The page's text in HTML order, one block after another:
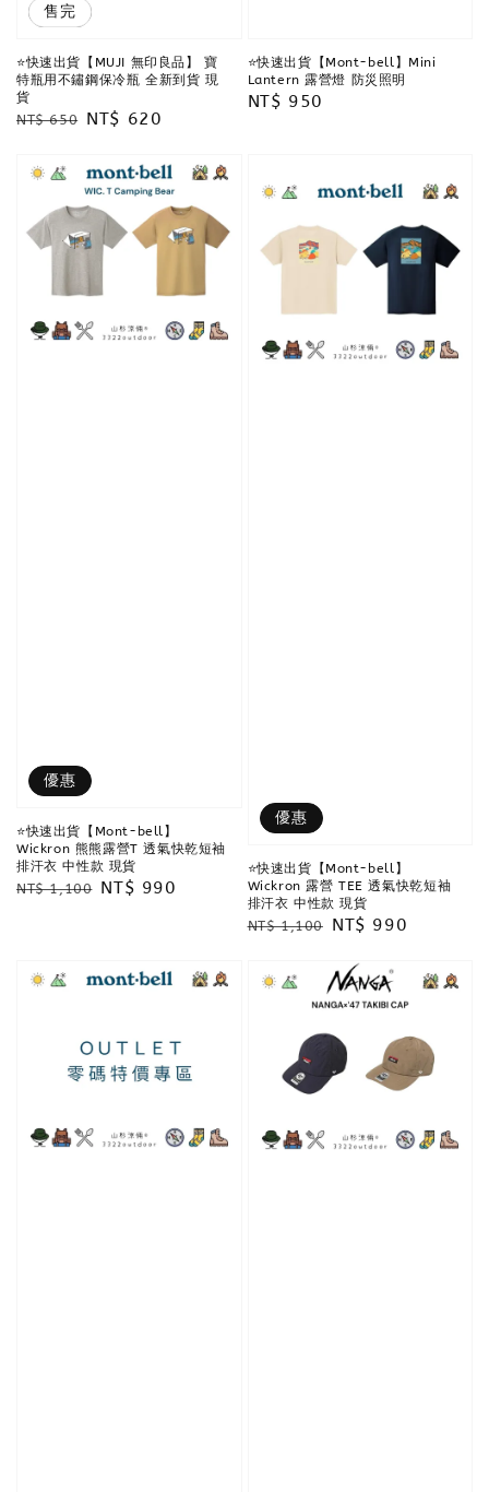
優惠
售完
⭐️快速出貨【MUJI 無印良品】 寶
特瓶用不鏽鋼保冷瓶 全新到貨 現
貨
Regular
NT$ 650 Sale
NT$ 620
⭐️快速出貨【Mont-bell】Mini
Lantern 露營燈 防災照明
Regular
NT$ 950
優惠
⭐️快速出貨【Mont-bell】
Wickron 熊熊露營T 透氣快乾短袖
排汗衣 中性款 現貨
Regular
NT$ 1,100 Sale
NT$ 990
優惠
⭐️快速出貨【Mont-bell】
Wickron 露營 TEE 透氣快乾短袖
排汗衣 中性款 現貨
Regular
NT$ 1,100
Sale
NT$ 990